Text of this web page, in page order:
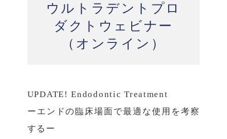
ウルトラデントプロ
ダクトウェビナー
（オンライン）
UPDATE! Endodontic Treatment
ーエンドの臨床場面で最適な使用を考察
するー